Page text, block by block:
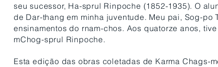
seu sucessor, Ha-sprul Rinpoche (1852-1935). O
de Dar-thang em minha juventude. Meu pai, Sog-
ensinamentos do rnam-chos. Aos quatorze anos,
mChog-sprul Rinpoche.
Esta edição das obras coletadas de Karma Chags-